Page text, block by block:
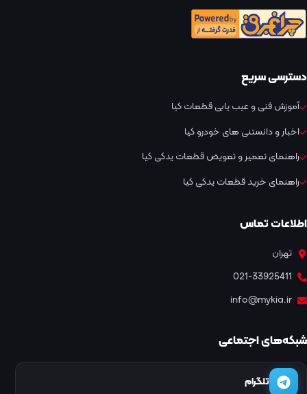
دسترسی سریع
آموزش فنی و عیب یابی قطعات کیا
اخبار و دانستنی های خودرو کیا
راهنمای تعمیر و تعویض قطعات یدکی کیا
راهنمای خرید قطعات یدکی کیا
اطلاعات تماس
تهران
021-33925411
info@mykia.ir
شبکه‌های اجتماعی
تلگرام